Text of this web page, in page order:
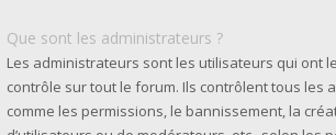
Que sont les administrateurs ?
Les administrateurs sont les utilisateurs qui ont
contrôle sur tout le forum. Ils contrôlent tous les
comme les permissions, le bannissement, la